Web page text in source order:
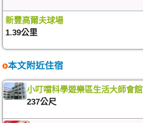
新豐高爾夫球場
1.39公里
本文附近住宿
小叮噹科學遊樂區生活大師會館
237公尺